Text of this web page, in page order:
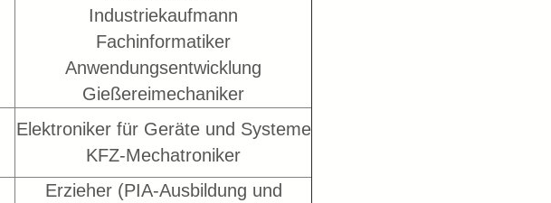
Industriekaufmann
Fachinformatiker
Anwendungsentwicklung
Gießereimechaniker
Elektroniker für Geräte und Systeme
KFZ-Mechatroniker
Erzieher (PIA-Ausbildung und